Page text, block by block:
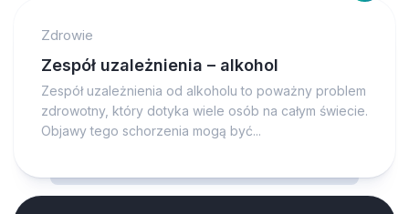
Zdrowie
Zespół uzależnienia – alkohol
Zespół uzależnienia od alkoholu to poważny problem
zdrowotny, który dotyka wiele osób na całym świecie.
Objawy tego schorzenia mogą być...